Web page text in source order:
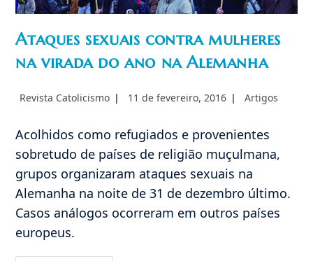
Ataques sexuais contra mulheres
na virada do ano na Alemanha
Autor
Revista Catolicismo
Post
11 de fevereiro, 2016
Categoria
Artigos
Acolhidos como refugiados e provenientes
sobretudo de países de religião muçulmana,
grupos organizaram ataques sexuais na
Alemanha na noite de 31 de dezembro último.
Casos análogos ocorreram em outros países
europeus.